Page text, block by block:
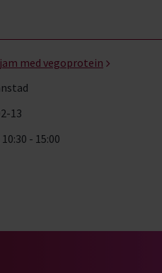
med vegoprotein
13
- 15:00